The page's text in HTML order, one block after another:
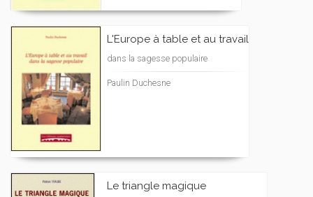
L'Europe à table et au travail
dans la sagesse populaire
Paulin Duchesne
Le triangle magique